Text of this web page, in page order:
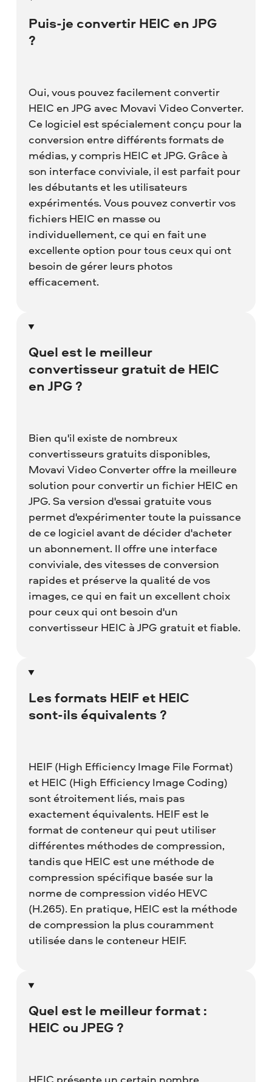
Puis-je convertir HEIC en JPG
?
Oui, vous pouvez facilement convertir
HEIC en JPG avec Movavi Video Converter.
Ce logiciel est spécialement conçu pour la
conversion entre différents formats de
médias, y compris HEIC et JPG. Grâce à
son interface conviviale, il est parfait pour
les débutants et les utilisateurs
expérimentés. Vous pouvez convertir vos
fichiers HEIC en masse ou
individuellement, ce qui en fait une
excellente option pour tous ceux qui ont
besoin de gérer leurs photos
efficacement.
Quel est le meilleur
convertisseur gratuit de HEIC
en JPG ?
Bien qu'il existe de nombreux
convertisseurs gratuits disponibles,
Movavi Video Converter offre la meilleure
solution pour convertir un fichier HEIC en
JPG. Sa version d'essai gratuite vous
permet d'expérimenter toute la puissance
de ce logiciel avant de décider d'acheter
un abonnement. Il offre une interface
conviviale, des vitesses de conversion
rapides et préserve la qualité de vos
images, ce qui en fait un excellent choix
pour ceux qui ont besoin d'un
convertisseur HEIC à JPG gratuit et fiable.
Les formats HEIF et HEIC
sont-ils équivalents ?
HEIF (High Efficiency Image File Format)
et HEIC (High Efficiency Image Coding)
sont étroitement liés, mais pas
exactement équivalents. HEIF est le
format de conteneur qui peut utiliser
différentes méthodes de compression,
tandis que HEIC est une méthode de
compression spécifique basée sur la
norme de compression vidéo HEVC
(H.265). En pratique, HEIC est la méthode
de compression la plus couramment
utilisée dans le conteneur HEIF.
Quel est le meilleur format :
HEIC ou JPEG ?